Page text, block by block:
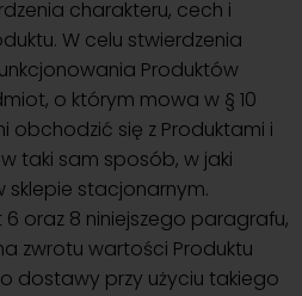
charakteru, cech i
W celu stwierdzenia
Produktów
o którym mowa w § 10
obchodzić się z Produktami i
taki sam sposób, w jaki
stacjonarnym.
6 oraz 8 niniejszego paragrafu,
zwrotu wartości Produktu
dostawy przy użyciu takiego